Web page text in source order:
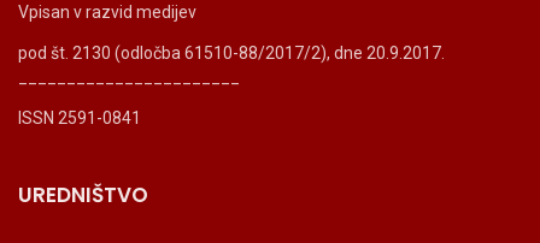
Vpisan v razvid medijev
pod št. 2130 (odločba 61510-88/2017/2), dne 20.9.2017.
ISSN 2591-0841
UREDNIŠTVO